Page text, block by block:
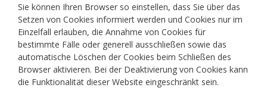
Sie können Ihren Browser so einstellen, dass Sie über das
Setzen von Cookies informiert werden und Cookies nur im
Einzelfall erlauben, die Annahme von Cookies für
bestimmte Fälle oder generell ausschließen sowie das
automatische Löschen der Cookies beim Schließen des
Browser aktivieren. Bei der Deaktivierung von Cookies kann
die Funktionalität dieser Website eingeschränkt sein.